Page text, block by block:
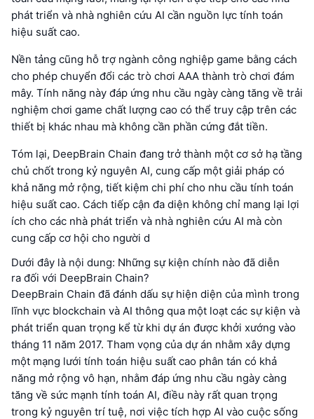
phát triển và nhà nghiên cứu AI cần nguồn lực tính toán
hiệu suất cao.
Nền tảng cũng hỗ trợ ngành công nghiệp game bằng cách
cho phép chuyển đổi các trò chơi AAA thành trò chơi đám
mây. Tính năng này đáp ứng nhu cầu ngày càng tăng về trải
nghiệm chơi game chất lượng cao có thể truy cập trên các
thiết bị khác nhau mà không cần phần cứng đắt tiền.
Tóm lại, DeepBrain Chain đang trở thành một cơ sở hạ tầng
chủ chốt trong kỷ nguyên AI, cung cấp một giải pháp có
khả năng mở rộng, tiết kiệm chi phí cho nhu cầu tính toán
hiệu suất cao. Cách tiếp cận đa diện không chỉ mang lại lợi
ích cho các nhà phát triển và nhà nghiên cứu AI mà còn
cung cấp cơ hội cho người d
Dưới đây là nội dung: Những sự kiện chính nào đã diễn
ra đối với DeepBrain Chain?
DeepBrain Chain đã đánh dấu sự hiện diện của mình trong
lĩnh vực blockchain và AI thông qua một loạt các sự kiện và
phát triển quan trọng kể từ khi dự án được khởi xướng vào
tháng 11 năm 2017. Tham vọng của dự án nhằm xây dựng
một mạng lưới tính toán hiệu suất cao phân tán có khả
năng mở rộng vô hạn, nhằm đáp ứng nhu cầu ngày càng
tăng về sức mạnh tính toán AI, điều này rất quan trọng
trong kỷ nguyên trí tuệ, nơi việc tích hợp AI vào cuộc sống